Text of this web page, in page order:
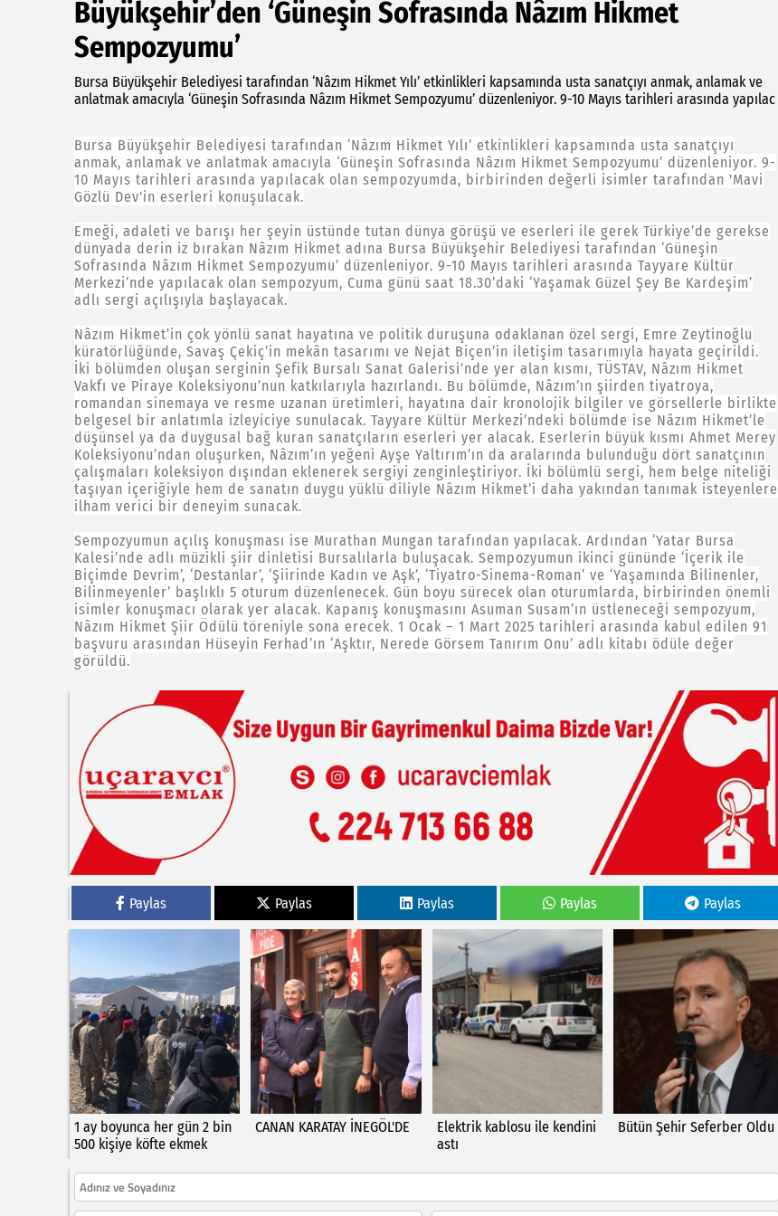
Büyükşehir’den ‘Güneşin Sofrasında Nâzım Hikmet
Sempozyumu’
Bursa Büyükşehir Belediyesi tarafından ‘Nâzım Hikmet Yılı’ etkinlikleri kapsamında usta sanatçıyı anmak, anlamak ve
anlatmak amacıyla ‘Güneşin Sofrasında Nâzım Hikmet Sempozyumu’ düzenleniyor. 9-10 Mayıs tarihleri arasında yapılac
Bursa Büyükşehir Belediyesi tarafından ‘Nâzım Hikmet Yılı’ etkinlikleri kapsamında usta sanatçıyı
anmak, anlamak ve anlatmak amacıyla ‘Güneşin Sofrasında Nâzım Hikmet Sempozyumu’ düzenleniyor. 9-
10 Mayıs tarihleri arasında yapılacak olan sempozyumda, birbirinden değerli isimler tarafından 'Mavi
Gözlü Dev'in eserleri konuşulacak.
Emeği, adaleti ve barışı her şeyin üstünde tutan dünya görüşü ve eserleri ile gerek Türkiye’de gerekse
dünyada derin iz bırakan Nâzım Hikmet adına Bursa Büyükşehir Belediyesi tarafından ‘Güneşin
Sofrasında Nâzım Hikmet Sempozyumu’ düzenleniyor. 9-10 Mayıs tarihleri arasında Tayyare Kültür
Merkezi’nde yapılacak olan sempozyum, Cuma günü saat 18.30’daki ‘Yaşamak Güzel Şey Be Kardeşim’
adlı sergi açılışıyla başlayacak.
Nâzım Hikmet’in çok yönlü sanat hayatına ve politik duruşuna odaklanan özel sergi, Emre Zeytinoğlu
küratörlüğünde, Savaş Çekiç’in mekân tasarımı ve Nejat Biçen’in iletişim tasarımıyla hayata geçirildi.
İki bölümden oluşan serginin Şefik Bursalı Sanat Galerisi’nde yer alan kısmı, TÜSTAV, Nâzım Hikmet
Vakfı ve Piraye Koleksiyonu’nun katkılarıyla hazırlandı. Bu bölümde, Nâzım’ın şiirden tiyatroya,
romandan sinemaya ve resme uzanan üretimleri, hayatına dair kronolojik bilgiler ve görsellerle birlikte
belgesel bir anlatımla izleyiciye sunulacak. Tayyare Kültür Merkezi’ndeki bölümde ise Nâzım Hikmet’le
düşünsel ya da duygusal bağ kuran sanatçıların eserleri yer alacak. Eserlerin büyük kısmı Ahmet Merey
Koleksiyonu’ndan oluşurken, Nâzım’ın yeğeni Ayşe Yaltırım’ın da aralarında bulunduğu dört sanatçının
çalışmaları koleksiyon dışından eklenerek sergiyi zenginleştiriyor. İki bölümlü sergi, hem belge niteliği
taşıyan içeriğiyle hem de sanatın duygu yüklü diliyle Nâzım Hikmet’i daha yakından tanımak isteyenlere
ilham verici bir deneyim sunacak.
Sempozyumun açılış konuşması ise Murathan Mungan tarafından yapılacak. Ardından ‘Yatar Bursa
Kalesi’nde adlı müzikli şiir dinletisi Bursalılarla buluşacak. Sempozyumun ikinci gününde ‘İçerik ile
Biçimde Devrim’, ‘Destanlar’, ‘Şiirinde Kadın ve Aşk’, ‘Tiyatro-Sinema-Roman’ ve ‘Yaşamında Bilinenler,
Bilinmeyenler’ başlıklı 5 oturum düzenlenecek. Gün boyu sürecek olan oturumlarda, birbirinden önemli
isimler konuşmacı olarak yer alacak. Kapanış konuşmasını Asuman Susam’ın üstleneceği sempozyum,
Nâzım Hikmet Şiir Ödülü töreniyle sona erecek. 1 Ocak – 1 Mart 2025 tarihleri arasında kabul edilen 91
başvuru arasından Hüseyin Ferhad’ın ‘Aşktır, Nerede Görsem Tanırım Onu’ adlı kitabı ödüle değer
görüldü.
Paylas Paylas Paylas Paylas Paylas
1 ay boyunca her gün 2 bin
500 kişiye köfte ekmek
CANAN KARATAY İNEGÖL'DE
Elektrik kablosu ile kendini
astı
Bütün Şehir Seferber Oldu